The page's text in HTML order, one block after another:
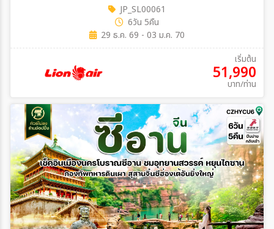
JP_SL00061
6วัน 5คืน
29 ธ.ค. 69 - 03 ม.ค. 70
เริ่มต้น
51,990
บาท/ท่าน